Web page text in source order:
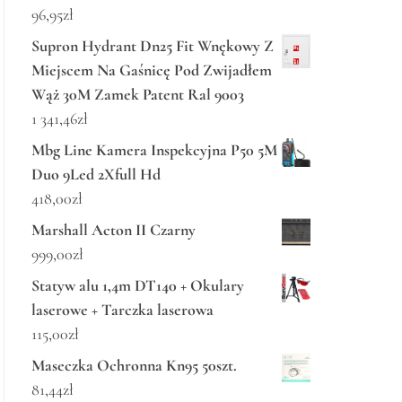
96,95zł
Supron Hydrant Dn25 Fit Wnękowy Z
Miejscem Na Gaśnicę Pod Zwijadłem
Wąż 30M Zamek Patent Ral 9003
1 341,46zł
Mbg Line Kamera Inspekcyjna P50 5M
Duo 9Led 2Xfull Hd
418,00zł
Marshall Acton II Czarny
999,00zł
Statyw alu 1,4m DT140 + Okulary
laserowe + Tarczka laserowa
115,00zł
Maseczka Ochronna Kn95 50szt.
81,44zł